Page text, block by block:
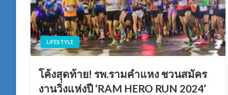
LIFESTYLE
โค้งสุดท้าย! รพ.รามคำแหง ชวนสมัคร
งานวิ่งแห่งปี ‘RAM HERO RUN 2024’